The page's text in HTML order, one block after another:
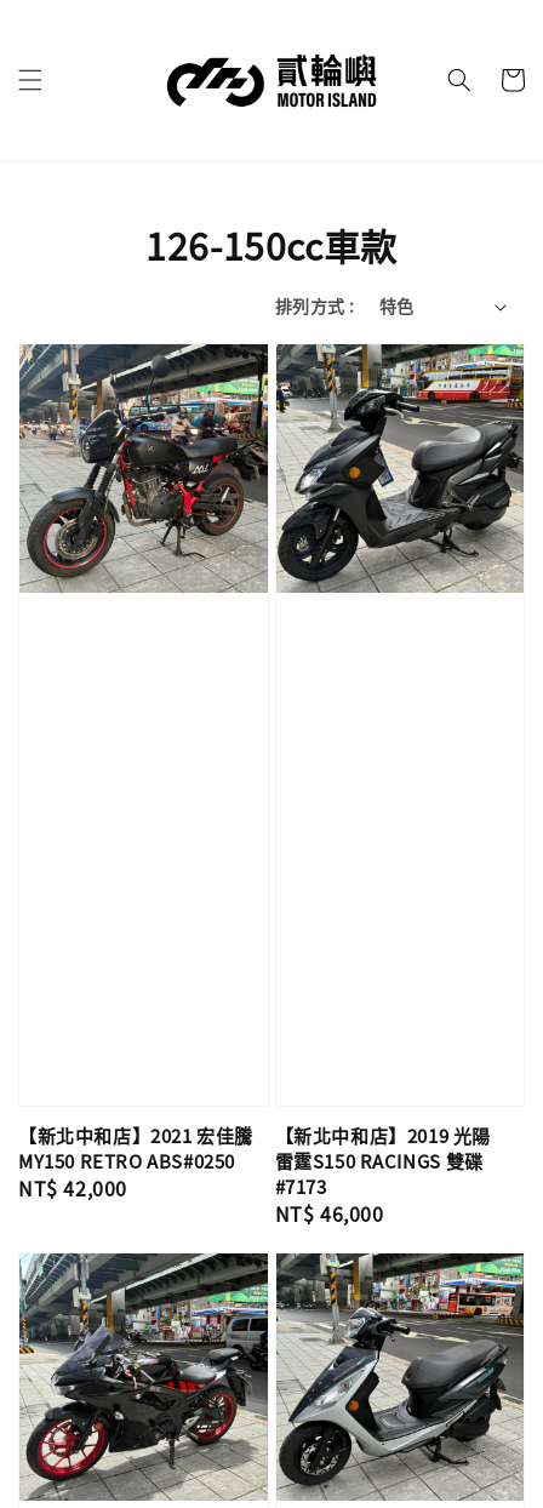
126-150cc車款
排列方式 :
【新北中和店】2021 宏佳騰
MY150 RETRO ABS#0250
Regular
NT$ 42,000
【新北中和店】2019 光陽
雷霆S150 RACINGS 雙碟
#7173
Regular
NT$ 46,000